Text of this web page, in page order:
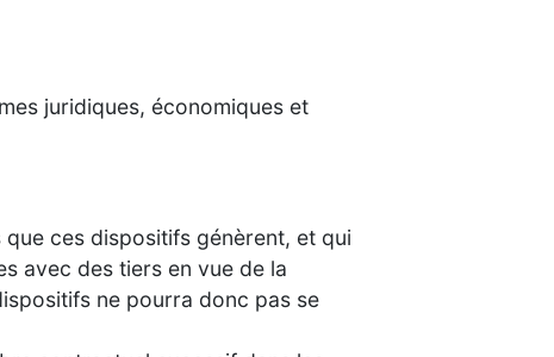
juridiques, économiques et
ces dispositifs génèrent, et qui
avec des tiers en vue de la
ne pourra donc pas se